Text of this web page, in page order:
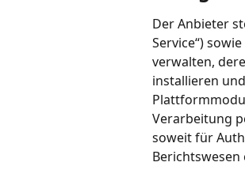
Der Anbieter
Service“)
verwalten,
installieren
Verarbeitung
soweit für